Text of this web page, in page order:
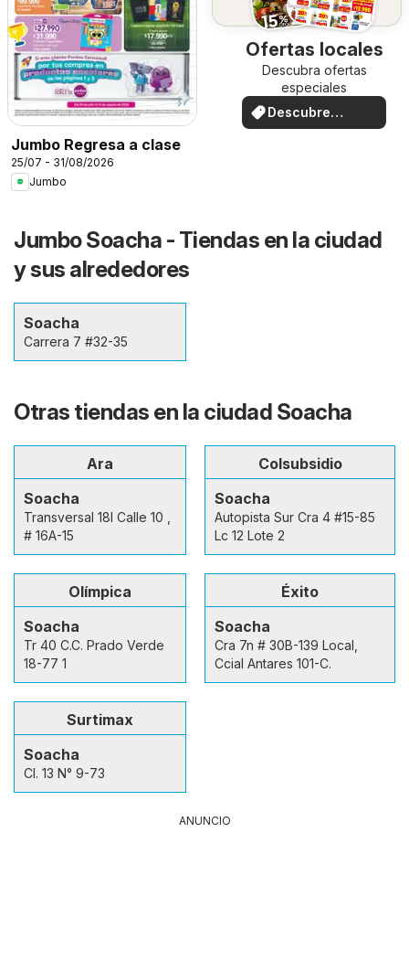
Jumbo Regresa a clase
25/07 - 31/08/2026
Jumbo
Ofertas locales
Descubra ofertas
especiales
Descubre
ofertas
Jumbo Soacha - Tiendas en la ciudad
y sus alrededores
Soacha
Carrera 7 #32-35
Otras tiendas en la ciudad Soacha
Ara
Soacha
Transversal 18I Calle 10 ,
# 16A-15
Colsubsidio
Soacha
Autopista Sur Cra 4 #15-85
Lc 12 Lote 2
Olímpica
Soacha
Tr 40 C.C. Prado Verde
18-77 1
Éxito
Soacha
Cra 7n # 30B-139 Local,
Ccial Antares 101-C.
Surtimax
Soacha
Cl. 13 N° 9-73
ANUNCIO